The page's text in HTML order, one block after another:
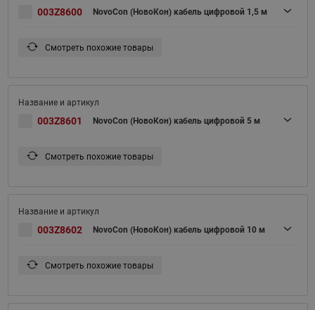
003Z8600 NovoCon (НовоКон) кабель цифровой 1,5 м
Смотреть похожие товары
003Z8601 NovoCon (НовоКон) кабель цифровой 5 м
Смотреть похожие товары
003Z8602 NovoCon (НовоКон) кабель цифровой 10 м
Смотреть похожие товары